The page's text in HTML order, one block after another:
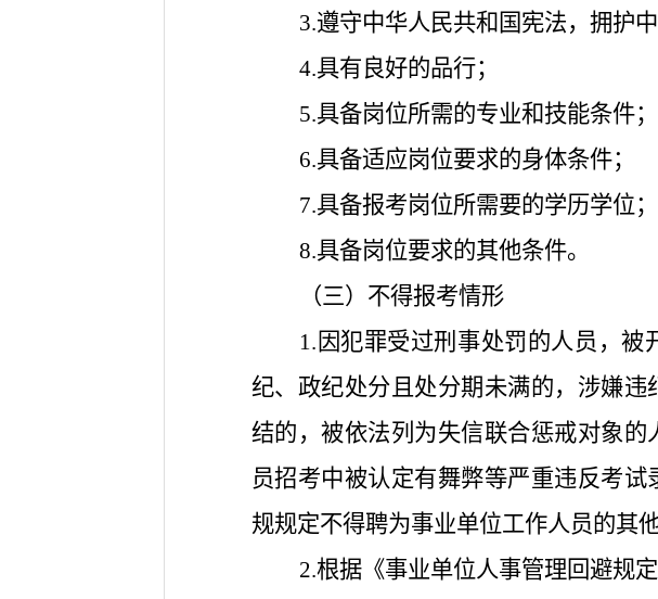
3.遵守中华人民共和国宪法，拥护
4.具有良好的品行；
5.具备岗位所需的专业和技能条件；
6.具备适应岗位要求的身体条件；
7.具备报考岗位所需要的学历学位；
8.具备岗位要求的其他条件。
（三）不得报考情形
1.因犯罪受过刑事处罚的人员，
纪、政纪处分且处分期未满的，涉嫌
结的，被依法列为失信联合惩戒对象
员招考中被认定有舞弊等严重违反考
规规定不得聘为事业单位工作人员的其
2.根据《事业单位人事管理回避规